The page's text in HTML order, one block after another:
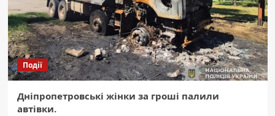
Події
Дніпропетровські жінки за гроші палили
автівки.